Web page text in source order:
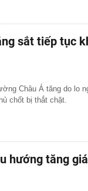
sắt tiếp tục
Châu Á tăng do lo
chốt bị thắt chặt.
hướng tăng